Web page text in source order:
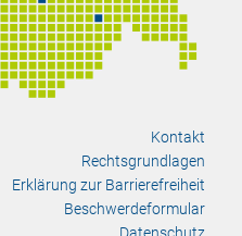
Kontakt
Rechtsgrundlagen
Erklärung zur Barrierefreiheit
Beschwerdeformular